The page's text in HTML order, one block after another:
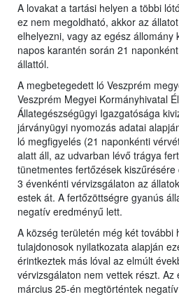
A lovakat a tartási helyen a többi
ez nem megoldható, akkor az
elhelyezni, vagy az egész állomány
napos karantén során 21
állattól.
A megbetegedett ló Veszprém
Veszprém Megyei Kormányhivatal
Állategészségügyi Igazgatósága
járványügyi nyomozás adatai
ló megfigyelés (21 naponkénti
alatt áll, az udvarban lévő trágya
tünetmentes fertőzések
3 évenkénti vérvizsgálaton az
estek át. A fertőzöttségre gyanús
negatív eredményű lett.
A község területén még két további
tulajdonosok nyilatkozata alapján
érintkeztek más lóval az elmúlt
vérvizsgálaton nem vettek részt.
március 25-én megtörténtek